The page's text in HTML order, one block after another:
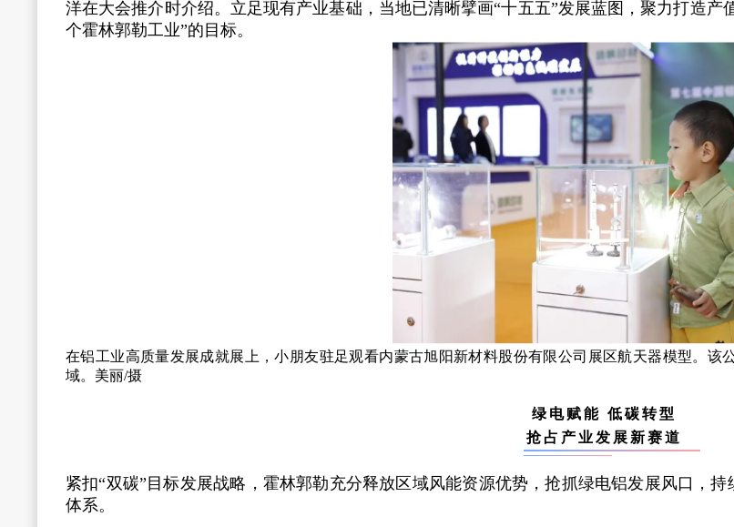
洋在大会推介时介绍。立足现有产业基础，当地已清晰擘画“十五五”发展蓝图，聚力打造产
个霍林郭勒工业”的目标。
在铝工业高质量发展成就展上，小朋友驻足观看内蒙古旭阳新材料股份有限公司展区航天器模型。
域。美丽/摄
绿电赋能 低碳转型
抢占产业发展新赛道
紧扣“双碳”目标发展战略，霍林郭勒充分释放区域风能资源优势，抢抓绿电铝发展风口，
体系。